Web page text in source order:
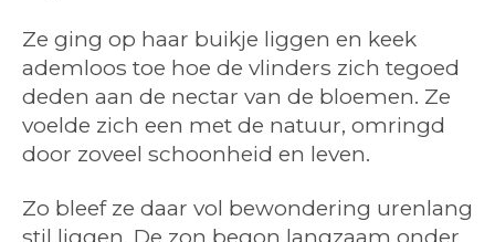
Ze ging op haar buikje liggen en keek
ademloos toe hoe de vlinders zich tegoed
deden aan de nectar van de bloemen. Ze
voelde zich een met de natuur, omringd
door zoveel schoonheid en leven.
Zo bleef ze daar vol bewondering urenlang
stil liggen. De zon begon langzaam onder